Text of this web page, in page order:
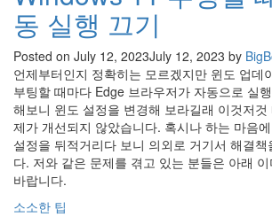
동 실행 끄기
Posted on July 12, 2023July 12, 2023 by
언제부터인지 정확히는 모르겠지만 윈도 업데
부팅할 때마다 Edge 브라우저가 자동으로 실
해보니 윈도 설정을 변경해 보라길래 이것저
제가 개선되지 않았습니다. 혹시나 하는 마음
설정을 뒤적거리다 보니 의외로 거기서 해결
다. 저와 같은 문제를 겪고 있는 분들은 아래
바랍니다.
Categories
소소한 팁